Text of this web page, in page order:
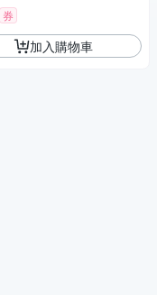
券
加入購物車